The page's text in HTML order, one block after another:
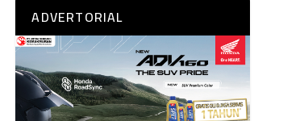
ADVERTORIAL